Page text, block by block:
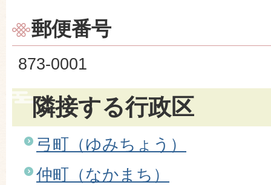
郵便番号
873-0001
隣接する行政区
弓町（ゆみちょう）
仲町（なかまち）